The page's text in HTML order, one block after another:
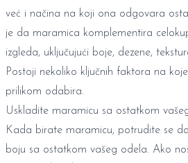
već i načina na koji ona odgovara
je da maramica komplementira
izgleda, uključujući boje, dezene,
Postoji nekoliko ključnih faktora na
prilikom odabira.
Uskladite maramicu sa ostatkom
Kada birate maramicu, potrudite se
boju sa ostatkom vašeg odela. Ako